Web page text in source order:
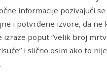
informacije pozivajući se
i potvrđene izvore, da ne
izraze poput “velik broj
i slično osim ako to